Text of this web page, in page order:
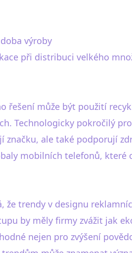
výroby
při distribuci velkého
řešení může být použití
Technologicky pokročilý
značku, ale také podporují
mobilních telefonů, které
že trendy v designu
by měly firmy zvážit jak
nejen pro zvýšení